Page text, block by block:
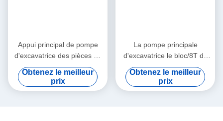
Appui principal de pompe
d'excavatrice des pièces de
réparation de pompe
hydraulique de K3SP36B
K3SP36C 8T
Obtenez le meilleur
prix
La pompe principale
d'excavatrice le bloc/8T de
culasse de Kawasaki
K3SVD36 partie la série de
K3V
Obtenez le meilleur
prix